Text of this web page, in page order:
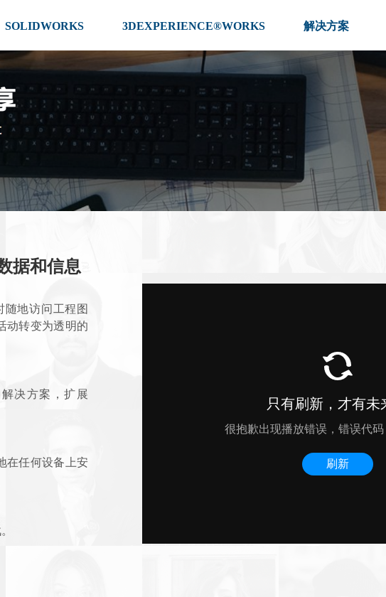
SOLIDWORKS 3DEXPERIENCE®WORKS 解决方案
据和信息
随地访问工程图
动转变为透明的
决方案，扩展
在任何设备上安